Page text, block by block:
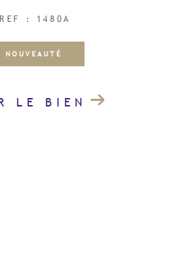
REF : 1480A
NOUVEAUTÉ
LE BIEN